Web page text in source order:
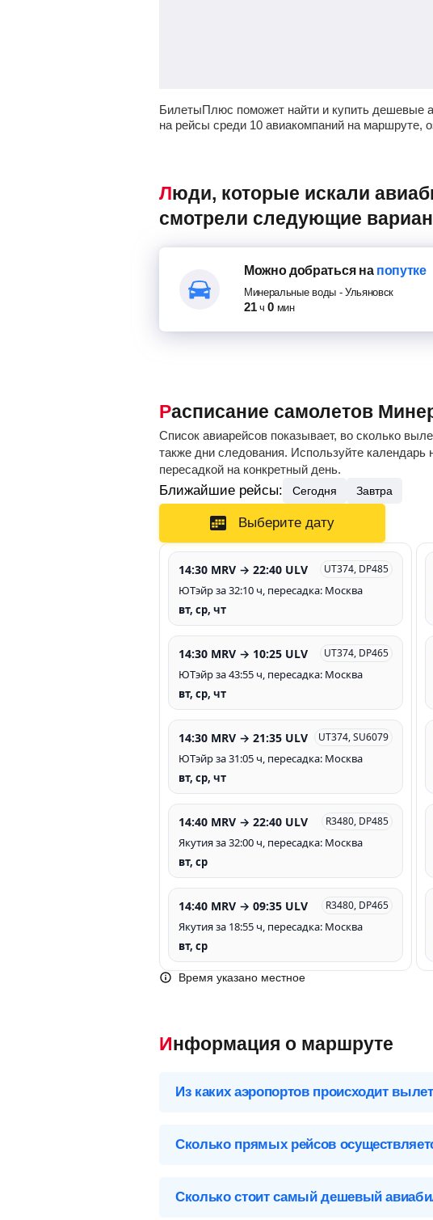
БилетыПлюс поможет найти и купить дешевые
на рейсы среди 10 авиакомпаний на маршруте,
Люди, которые искали авиабилеты Минеральные воды – Ульяновск, также
смотрели следующие
Можно добратьсяна попутке
Минеральные воды- Ульяновск
21 ч 0 мин
Расписание самолетов
Список авиарейсов показывает, во сколько
также дни следования. Используйте календарь
пересадкой на конкретный день.
Ближайшие рейсы: Сегодня Завтра
Выберите дату
14:30 MRV → 22:40 ULV UT374, DP485
ЮТэйр за 32:10 ч, пересадка: Москва
вт, ср, чт
14:30 MRV → 10:25 ULV UT374, DP465
ЮТэйр за 43:55 ч, пересадка: Москва
вт, ср, чт
14:30 MRV → 21:35 ULV UT374, SU6079
ЮТэйр за 31:05 ч, пересадка: Москва
вт, ср, чт
14:40 MRV → 22:40 ULV R3480, DP485
Якутия за 32:00 ч, пересадка: Москва
вт, ср
14:40 MRV → 09:35 ULV R3480, DP465
Якутия за 18:55 ч, пересадка: Москва
вт, ср
Время указано местное
Информация о маршруте
Из каких аэропортов происходит
Минеральные воды (MRV), Россия
Минеральные Воды-MRV
Сколько прямых рейсов
осуществляет авиакомпания Якутия - 5
073 р.
Сколько стоит самый дешевый